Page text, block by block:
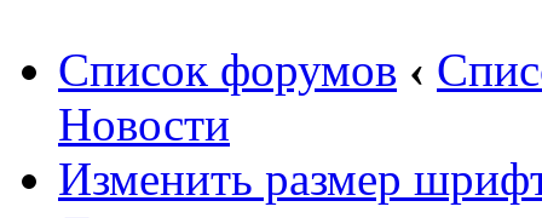
Список форумов ‹
Новости
Изменить размер